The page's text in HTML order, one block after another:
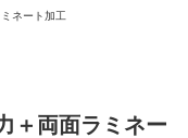
ネート加工
＋両面ラミネー